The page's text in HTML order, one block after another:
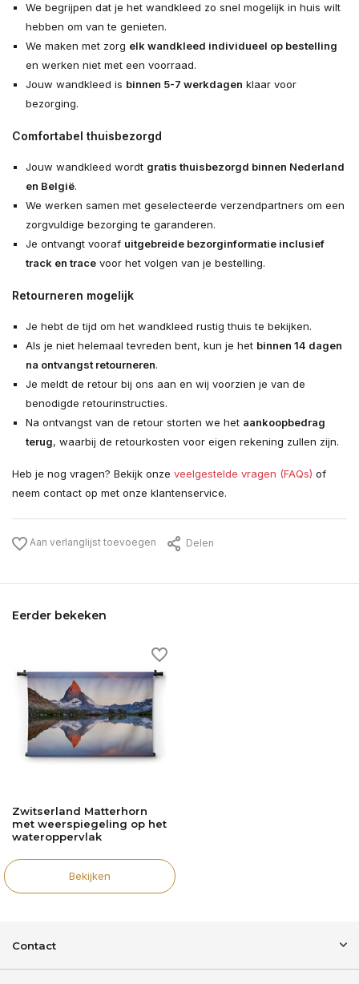
We begrijpen dat je het wandkleed zo snel mogelijk in huis wilt
hebben om van te genieten.
We maken met zorg elk wandkleed individueel op bestelling
en werken niet met een voorraad.
Jouw wandkleed is binnen 5-7 werkdagen klaar voor
bezorging.
Comfortabel thuisbezorgd
Jouw wandkleed wordt gratis thuisbezorgd binnen Nederland
en België.
We werken samen met geselecteerde verzendpartners om een
zorgvuldige bezorging te garanderen.
Je ontvangt vooraf uitgebreide bezorginformatie inclusief
track en tracevoor het volgen van je bestelling.
Retourneren mogelijk
Je hebt de tijd om het wandkleed rustig thuis te bekijken.
Als je niet helemaal tevreden bent, kun je het binnen 14 dagen
na ontvangst retourneren.
Je meldt de retour bij ons aan en wij voorzien je van de
benodigde retourinstructies.
Na ontvangst van de retour storten we het aankoopbedrag
terug, waarbij de retourkosten voor eigen rekening zullen zijn.
Heb je nog vragen? Bekijk onze veelgestelde vragen (FAQs) of
neem contact op met onze klantenservice.
Aan verlanglijst toevoegen Delen
Eerder bekeken
Zwitserland Matterhorn
met weerspiegeling op het
wateroppervlak
Bekijken
Contact